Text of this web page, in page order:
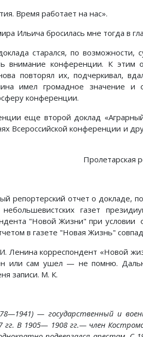
Время работает на нас».
Ильича бросилась мне тогда в
старался, по возможности,
внимание конференции. К этим
повторял их, подчеркивал,
имел громадное значение и
конференции.
еще второй доклад
Всероссийской конференции и
репортерский отчет о
газет
"Новой Жизни" при условии
в газете "Новая Жизнь"
Ленина корреспондент «Новой
или сам ушел — не помню.
записи. М. К.
— государственный и
В 1905— 1908 гг.— член